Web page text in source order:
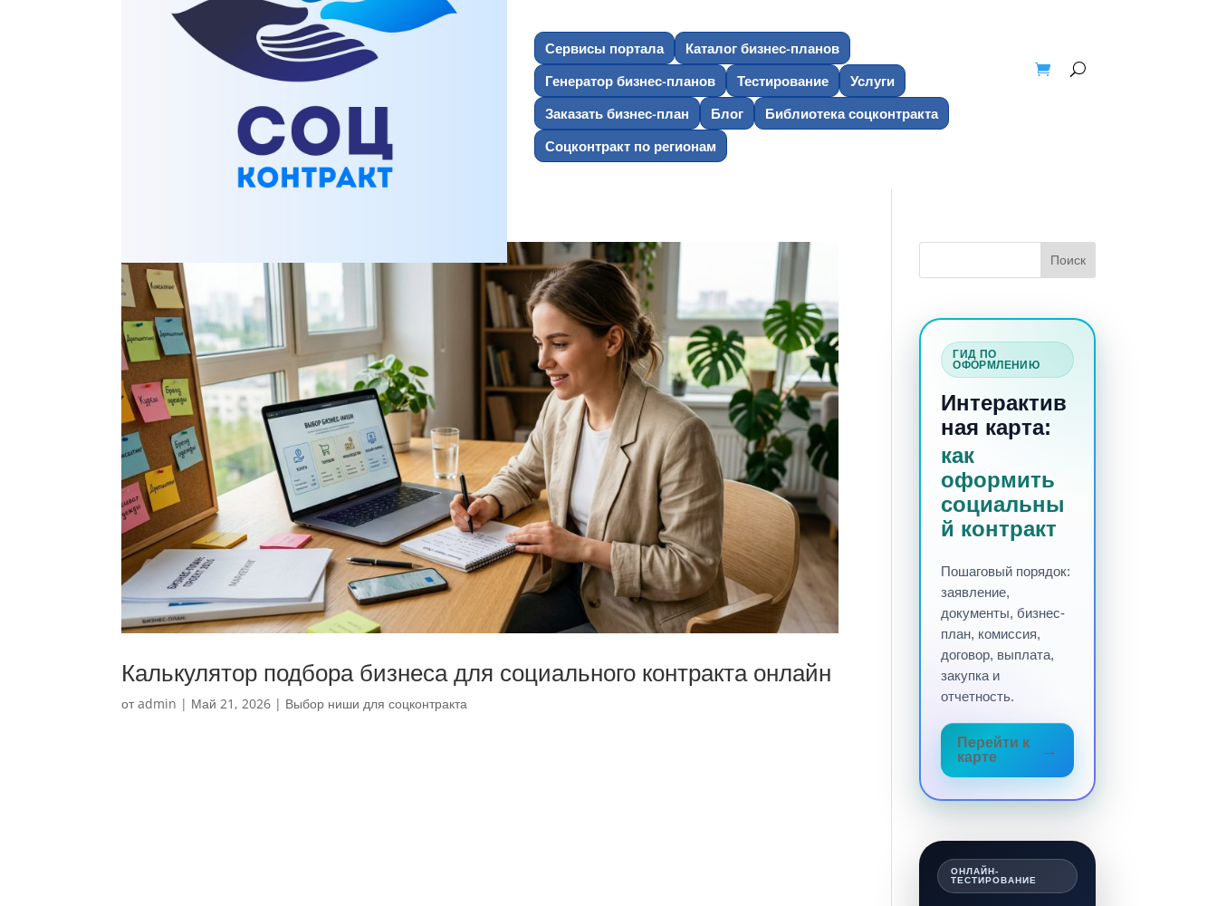
Сервисы портала
Каталог бизнес-планов
Генератор бизнес-планов
Тестирование
Услуги
Заказать бизнес-план
Блог
Библиотека соцконтракта
Соцконтракт по регионам
Калькулятор подбора бизнеса для социального контракта онлайн
отadmin | Май 21, 2026 | Выбор ниши для соцконтракта
ГИД ПО
ОФОРМЛЕНИЮ
Интерактив
ная карта:
как
оформить
социальны
й контракт
Пошаговый порядок:
заявление,
документы, бизнес-
план, комиссия,
договор, выплата,
закупка и
отчетность.
Перейти к
карте
ОНЛАЙН-
ТЕСТИРОВАНИЕ